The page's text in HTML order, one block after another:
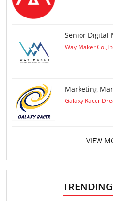
Senior Digital
Way Maker
Marketing
Galaxy Racer
VIEW